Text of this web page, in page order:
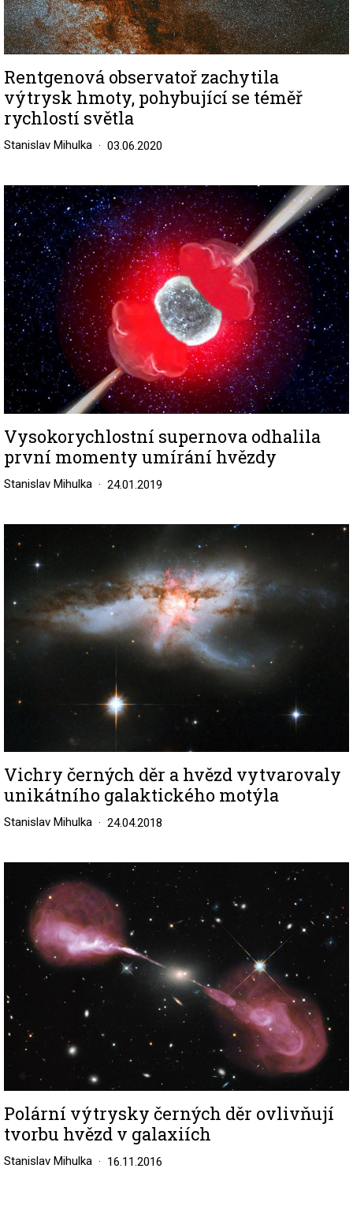
Rentgenová observatoř zachytila
výtrysk hmoty, pohybující se téměř
rychlostí světla
Stanislav Mihulka 03.06.2020
Image
Vysokorychlostní supernova odhalila
první momenty umírání hvězdy
Stanislav Mihulka 24.01.2019
Image
Vichry černých děr a hvězd vytvarovaly
unikátního galaktického motýla
Stanislav Mihulka 24.04.2018
Polární výtrysky černých děr ovlivňují
tvorbu hvězd v galaxiích
Stanislav Mihulka 16.11.2016